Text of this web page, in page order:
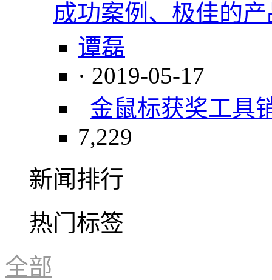
成功案例、极佳的
谭磊
· 2019-05-17
金鼠标获奖工具
7,229
新闻排行
热门标签
全部